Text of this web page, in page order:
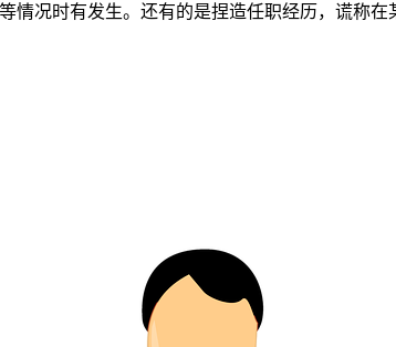
况时有发生。还有的是捏造任职经历，谎称在